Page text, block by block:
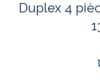
Duplex 4 pièce(s) 3 chambre(s)